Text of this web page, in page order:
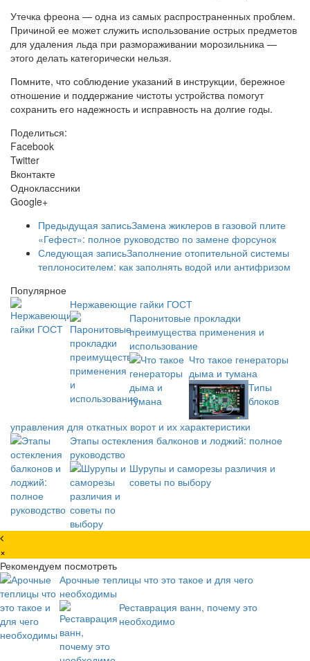
Утечка фреона — одна из самых распространенных проблем.
Причиной ее может служить использование острых предметов
для удаления льда при размораживании морозильника —
этого делать категорически нельзя.
Помните, что соблюдение указаний в инструкции, бережное
отношение и поддержание чистоты устройства помогут
сохранить его надежность и исправность на долгие годы.
Поделиться:
Facebook
Twitter
Вконтакте
Одноклассники
Google+
Предыдущая записьЗамена жиклеров в газовой плите
«Гефест»: полное руководство по замене форсунок
Следующая записьЗаполнение отопительной системы
теплоносителем: как заполнять водой или антифризом
Популярное
Нержавеющие гайки ГОСТ
Паронитовые прокладки
преимущества применения и
использование
Что такое генераторы
дыма и тумана
Типы
блоков
управления для откатных ворот и их характеристики
Этапы остекления балконов и лоджий: полное
руководство
Шурупы и саморезы различия и
советы по выбору
×
Рекомендуем посмотреть
Арочные теплицы что это такое и для чего
необходимы
Реставрация ванн, почему это
необходимо